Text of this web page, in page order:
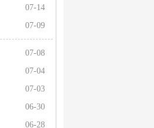
07-14
07-09
07-08
07-04
07-03
06-30
06-28